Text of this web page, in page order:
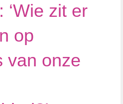
‘Wie zit er
op
van onze